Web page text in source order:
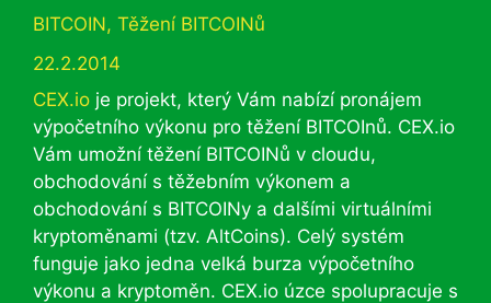
Rubriky
BITCOIN, Těžení BITCOINů
22.2.2014
CEX.io je projekt, který Vám nabízí pronájem
výpočetního výkonu pro těžení BITCOInů. CEX.io
Vám umožní těžení BITCOINů v cloudu,
obchodování s těžebním výkonem a
obchodování s BITCOINy a dalšími virtuálními
kryptoměnami (tzv. AltCoins). Celý systém
funguje jako jedna velká burza výpočetního
výkonu a kryptoměn. CEX.io úzce spolupracuje s